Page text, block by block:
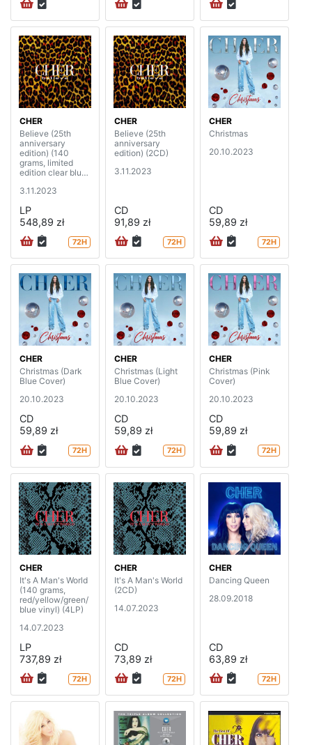
CHER
Believe (25th
anniversary
edition) (140
grams, limited
edition clear blue
3.11.2023
LP
548,89 zł
72H
CHER
Believe (25th
anniversary
edition) (2CD)
3.11.2023
CD
91,89 zł
72H
CHER
Christmas
20.10.2023
CD
59,89 zł
72H
CHER
Christmas (Dark
Blue Cover)
20.10.2023
CD
59,89 zł
72H
CHER
Christmas (Light
Blue Cover)
20.10.2023
CD
59,89 zł
72H
CHER
Christmas (Pink
Cover)
20.10.2023
CD
59,89 zł
72H
CHER
It's A Man's World
(140 grams,
red/yellow/green/
blue vinyl) (4LP)
14.07.2023
LP
737,89 zł
72H
CHER
It's A Man's World
(2CD)
14.07.2023
CD
73,89 zł
72H
CHER
Dancing Queen
28.09.2018
CD
63,89 zł
72H